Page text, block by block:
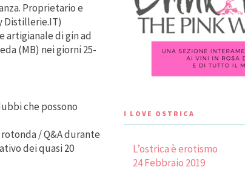
Proprietario e
Distillerie.IT)
artigianale di gin ad
(MB) nei giorni 25-
che possono
/ Q&A durante
dei quasi 20
I LOVE OSTRICA
L’ostrica è erotismo
24 Febbraio 2019